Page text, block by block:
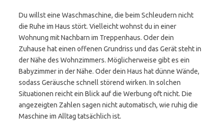
Du willst eine Waschmaschine, die beim Schleudern nicht
die Ruhe im Haus stört. Vielleicht wohnst du in einer
Wohnung mit Nachbarn im Treppenhaus. Oder dein
Zuhause hat einen offenen Grundriss und das Gerät steht in
der Nähe des Wohnzimmers. Möglicherweise gibt es ein
Babyzimmer in der Nähe. Oder dein Haus hat dünne Wände,
sodass Geräusche schnell störend wirken. In solchen
Situationen reicht ein Blick auf die Werbung oft nicht. Die
angezeigten Zahlen sagen nicht automatisch, wie ruhig die
Maschine im Alltag tatsächlich ist.